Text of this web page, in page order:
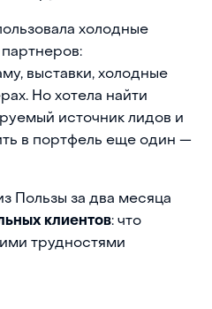
холодные
партнеров:
выставки, холодные
Но хотела найти
источник лидов и
в портфель еще один —
Пользы за два месяца
клиентов: что
трудностями